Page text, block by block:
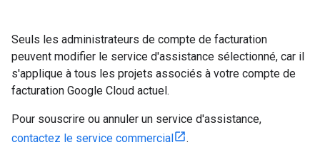
Seuls les administrateurs de compte de facturation
peuvent modifier le service d'assistance sélectionné, car il
s'applique à tous les projets associés à votre compte de
facturation Google Cloud actuel.
Pour souscrire ou annuler un service d'assistance,
contactez le service commercial
.